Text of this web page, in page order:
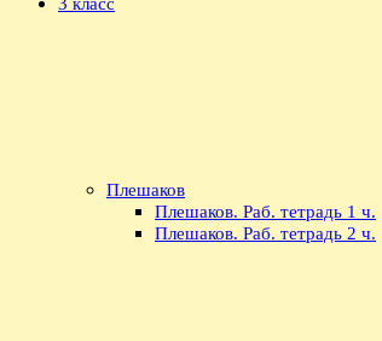
Плешаков
Плешаков. Раб. тетрадь 1 ч.
Плешаков. Раб. тетрадь 2 ч.